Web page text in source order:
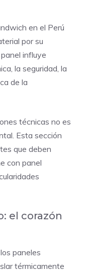
en el Perú
por su
influye
la seguridad, la
de la
técnicas no es
Esta sección
que deben
con panel
el corazón
paneles
térmicamente